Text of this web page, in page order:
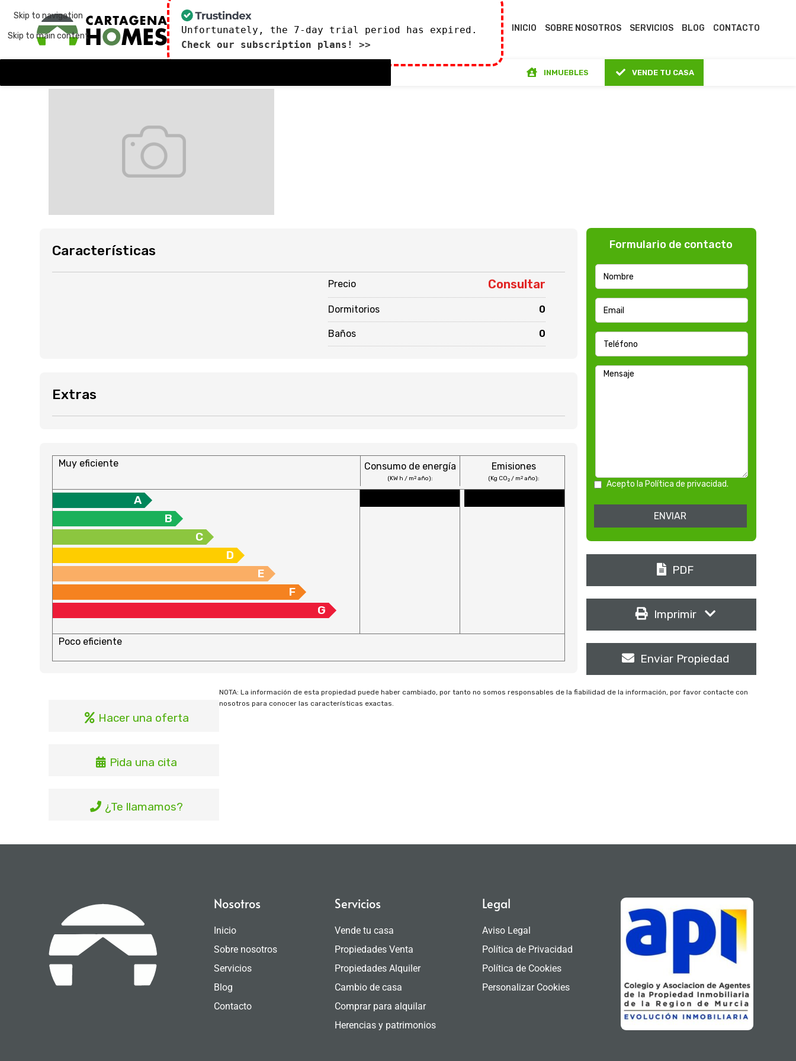
Skip to navigation
Skip to main content
Unfortunately, the 7-day trial period has expired.
Check our subscription plans! >>
INICIO SOBRE NOSOTROS SERVICIOS BLOG CONTACTO
INMUEBLES VENDE TU CASA
Características
Precio Consultar
Dormitorios 0
Baños 0
Extras
Muy eficiente Consumo de energía
(KW h / m2 año):
Emisiones
(Kg CO2 / m2 año):
A
B
C
D
E
F
G
Poco eficiente
Formulario de contacto
Acepto la Política de privacidad.
PDF
Imprimir
Enviar Propiedad
Hacer una oferta
Pida una cita
¿Te llamamos?
NOTA: La información de esta propiedad puede haber cambiado, por tanto no somos responsables de la fiabilidad de la información, por favor contacte con
nosotros para conocer las características exactas.
Nosotros
Inicio
Sobre nosotros
Servicios
Blog
Contacto
Servicios
Vende tu casa
Propiedades Venta
Propiedades Alquiler
Cambio de casa
Comprar para alquilar
Herencias y patrimonios
Legal
Aviso Legal
Política de Privacidad
Política de Cookies
Personalizar Cookies